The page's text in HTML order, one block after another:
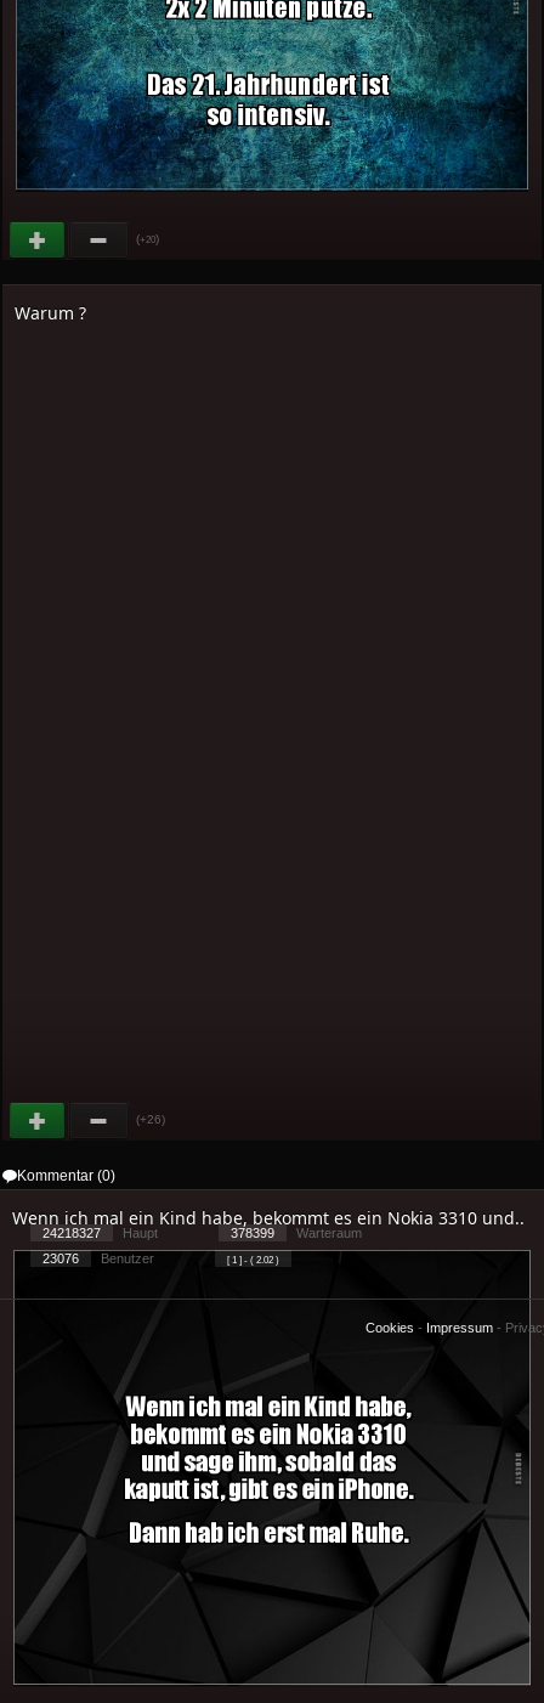
(+20)
Warum ?
(+26)
Kommentar (0)
Wenn ich mal ein Kind habe, bekommt es ein Nokia 3310 und..
24218327 Haupt 378399
Warteraum
23076
Benutzer [ 1 ] - ( 2.02 )
Cookies - Impressum -